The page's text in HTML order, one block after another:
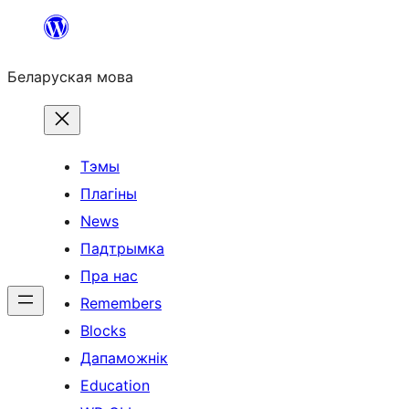
Перайсці
змесціва
Беларуская мова
Тэмы
Плагіны
News
Падтрымка
Пра нас
Remembers
Blocks
Дапаможнік
Education